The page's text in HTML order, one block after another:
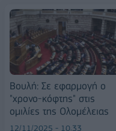
Βουλή: Σε εφαρμογή ο
"χρονο-κόφτης" στις
ομιλίες της Ολομέλειας
12/11/2025 - 10:33